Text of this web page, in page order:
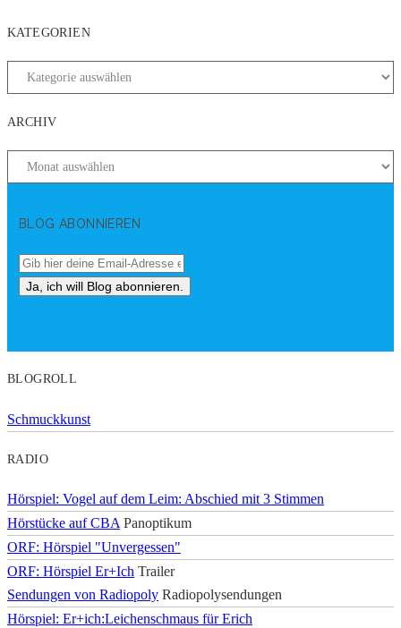
KATEGORIEN
ARCHIV
BLOG ABONNIEREN
BLOGROLL
Schmuckkunst
RADIO
Hörspiel: Vogel auf dem Leim: Abschied mit 3 Stimmen
Hörstücke auf CBAPanoptikum
ORF: Hörspiel "Unvergessen"
ORF: Hörspiel Er+Ich Trailer
Sendungen von Radiopoly Radiopolysendungen
Hörspiel: Er+ich:Leichenschmaus für Erich